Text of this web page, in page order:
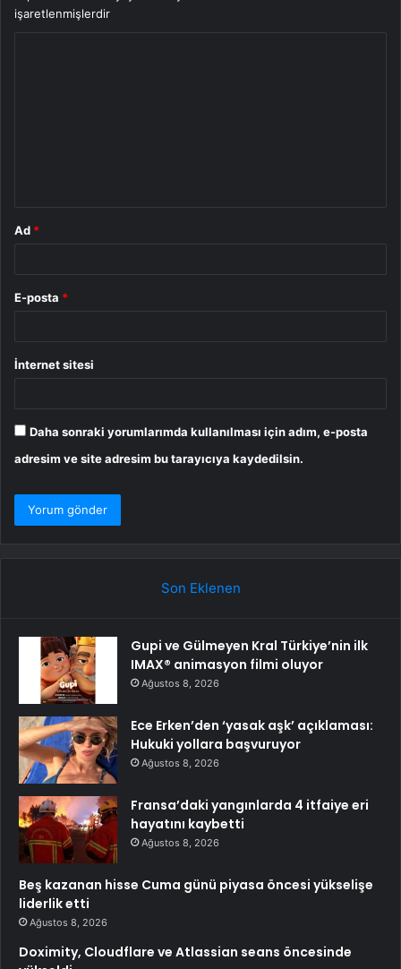
işaretlenmişlerdir
Ad *
E-posta *
İnternet sitesi
Daha sonraki yorumlarımda kullanılması için adım, e-posta
adresim ve site adresim bu tarayıcıya kaydedilsin.
Son Eklenen
Gupi ve Gülmeyen Kral Türkiye’nin ilk
IMAX® animasyon filmi oluyor
Ağustos 8, 2026
Ece Erken’den ‘yasak aşk’ açıklaması:
Hukuki yollara başvuruyor
Ağustos 8, 2026
Fransa’daki yangınlarda 4 itfaiye eri
hayatını kaybetti
Ağustos 8, 2026
Beş kazanan hisse Cuma günü piyasa öncesi yükselişe
liderlik etti
Ağustos 8, 2026
Doximity, Cloudflare ve Atlassian seans öncesinde